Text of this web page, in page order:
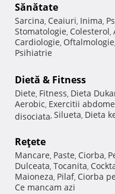
Sănătate
Sarcina, Ceaiuri, Inima,
Stomatologie, Colesterol,
Cardiologie, Oftalmologie,
Psihiatrie
Dietă & Fitness
Diete, Fitness, Dieta
Aerobic, Exercitii
disociata, Silueta, Dieta
Reţete
Mancare, Paste, Ciorba,
Dulceata, Tocanita,
Maioneza, Pilaf, Ciorba
Ce mancam azi